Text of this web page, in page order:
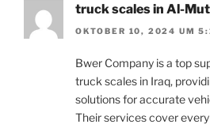
truck scales in Al-
OKTOBER 10, 2024 UM
Bwer Company is a top
truck scales in Iraq,
solutions for accurate
Their services cover